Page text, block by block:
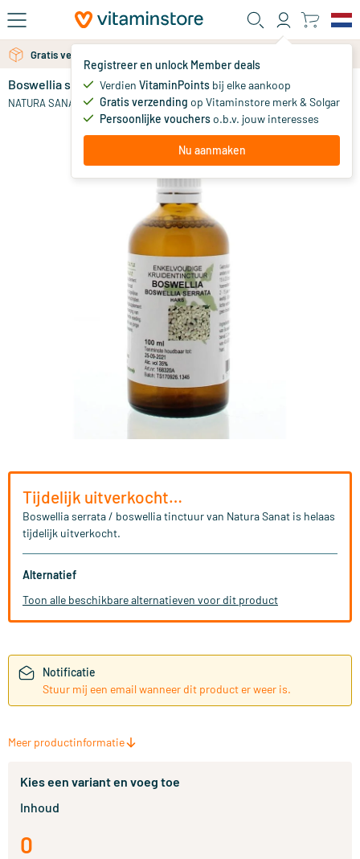
Ga naar de hoofdinhoud
Registreer en unlock Member deals
Verdien VitaminPoints bij elke aankoop
Gratis verzending op Vitaminstore merk & Solgar
Persoonlijke voucherso.b.v. jouw interesses
Nu aanmaken
Gratis persoonlijk advies via chat of email
Boswellia serrata / boswellia tinctuur
NATURA SANAT
Tijdelijk uitverkocht…
Boswellia serrata / boswellia tinctuur van Natura Sanat is helaas
tijdelijk uitverkocht.
Alternatief
Toon alle beschikbare alternatieven voor dit product
Notificatie
Stuur mij een email wanneer dit product er weer is.
Meer productinformatie
Kies een variant en voeg toe
Inhoud
0